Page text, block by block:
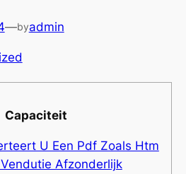
—byadmin
Capaciteit
U Een Pdf Zoals Htm
Afzonderlijk